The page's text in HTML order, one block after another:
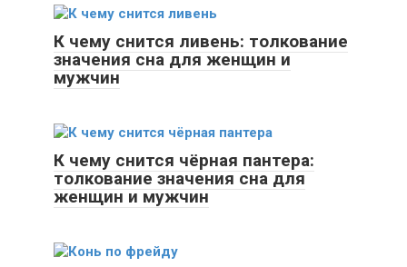
К чему снится ливень: толкование
значения сна для женщин и
мужчин
К чему снится чёрная пантера:
толкование значения сна для
женщин и мужчин